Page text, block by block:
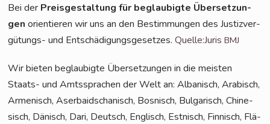
Bei der Preis­ge­stal­tung für beglau­big­te Über­set­zun­
gen ori­en­tie­ren wir uns an den Bestim­mun­gen des Jus­tiz­ver­
gü­tungs- und Ent­schä­di­gungs­ge­set­zes.Quelle:JurisBMJ
Wir bie­ten beglau­big­te Über­set­zun­gen in die meis­ten
Staats- und Amts­spra­chen der Welt an: Alba­nisch, Ara­bisch,
Arme­nisch, Aser­bai­dscha­nisch, Bos­nisch, Bul­ga­risch, Chi­ne­
sisch, Dänisch, Dari, Deutsch, Eng­lisch, Est­nisch, Fin­nisch, Flä­